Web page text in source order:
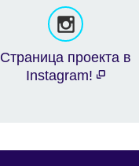
Страница проекта в
Instagram!